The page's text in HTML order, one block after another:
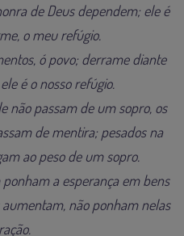
de Deus dependem; ele é
o meu refúgio.
ó povo; derrame diante
é o nosso refúgio.
não passam de um sopro, os
de mentira; pesados na
ao peso de um sopro.
a esperança em bens
não ponham nelas